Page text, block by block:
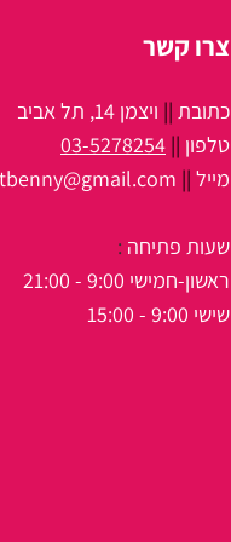
צרו קשר
כתובת || ויצמן 14, תל אביב
טלפון ||
03-5278254
|| מייל
שעות פתיחה :
ראשון-חמישי 9:00 - 21:00
שישי 9:00 - 15:00